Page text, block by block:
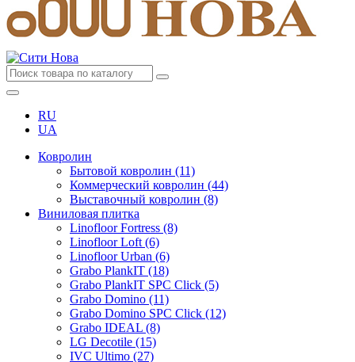
RU
UA
Ковролин
Бытовой ковролин (11)
Коммерческий ковролин (44)
Выставочный ковролин (8)
Виниловая плитка
Linofloor Fortress (8)
Linofloor Loft (6)
Linofloor Urban (6)
Grabo PlankIT (18)
Grabo PlankIT SPC Click (5)
Grabo Domino (11)
Grabo Domino SPC Click (12)
Grabo IDEAL (8)
LG Decotile (15)
IVC Ultimo (27)